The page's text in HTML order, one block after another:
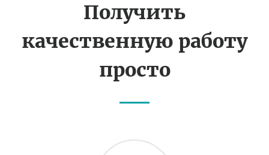
Получить
качественную работу
просто